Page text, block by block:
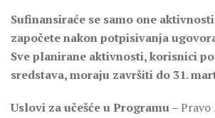
Sufinansiraće se samo one
započete nakon potpisivanja
Sve planirane aktivnosti, korisnici
sredstava, moraju završiti do 31.
Uslovi za učešće u Programu –Pravo